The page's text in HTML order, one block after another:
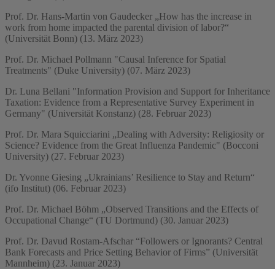
Prof. Dr. Hans-Martin von Gaudecker „How has the increase in
work from home impacted the parental division of labor?“
(Universität Bonn) (13. März 2023)
Prof. Dr. Michael Pollmann "Causal Inference for Spatial
Treatments" (Duke University) (07. März 2023)
Dr. Luna Bellani "Information Provision and Support for Inheritance
Taxation: Evidence from a Representative Survey Experiment in
Germany" (Universität Konstanz) (28. Februar 2023)
Prof. Dr. Mara Squicciarini „Dealing with Adversity: Religiosity or
Science? Evidence from the Great Influenza Pandemic" (Bocconi
University) (27. Februar 2023)
Dr. Yvonne Giesing „Ukrainians’ Resilience to Stay and Return“
(ifo Institut) (06. Februar 2023)
Prof. Dr. Michael Böhm „Observed Transitions and the Effects of
Occupational Change“ (TU Dortmund) (30. Januar 2023)
Prof. Dr. Davud Rostam-Afschar “Followers or Ignorants? Central
Bank Forecasts and Price Setting Behavior of Firms” (Universität
Mannheim) (23. Januar 2023)